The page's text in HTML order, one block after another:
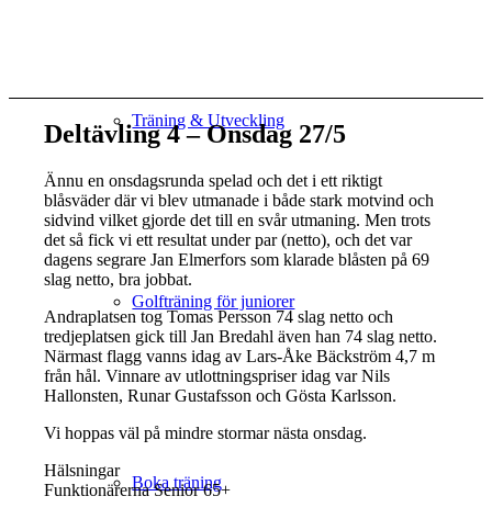
Träning & Utveckling
Golfträning för juniorer
Boka träning
Deltävling 4 – Onsdag 27/5
Ännu en onsdagsrunda spelad och det i ett riktigt
blåsväder där vi blev utmanade i både stark motvind och
sidvind vilket gjorde det till en svår utmaning. Men trots
det så fick vi ett resultat under par (netto), och det var
dagens segrare Jan Elmerfors som klarade blåsten på 69
slag netto, bra jobbat.
Andraplatsen tog Tomas Persson 74 slag netto och
tredjeplatsen gick till Jan Bredahl även han 74 slag netto.
Närmast flagg vanns idag av Lars-Åke Bäckström 4,7 m
från hål. Vinnare av utlottningspriser idag var Nils
Hallonsten, Runar Gustafsson och Gösta Karlsson.
Vi hoppas väl på mindre stormar nästa onsdag.
Hälsningar
Funktionärerna Senior 65+